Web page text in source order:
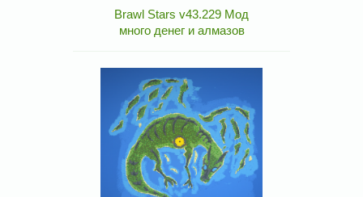
Brawl Stars v43.229 Мод
много денег и алмазов